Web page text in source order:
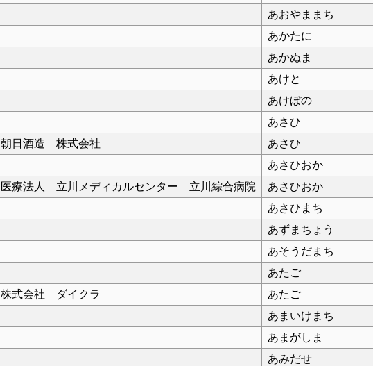
あおやままち
あかたに
あかぬま
あけと
あけぼの
あさひ
朝日酒造 株式会社
あさひ
あさひおか
医療法人 立川メディカルセンター 立川綜合病院
あさひおか
あさひまち
あずまちょう
あそうだまち
あたご
株式会社 ダイクラ
あたご
あまいけまち
あまがしま
あみだせ